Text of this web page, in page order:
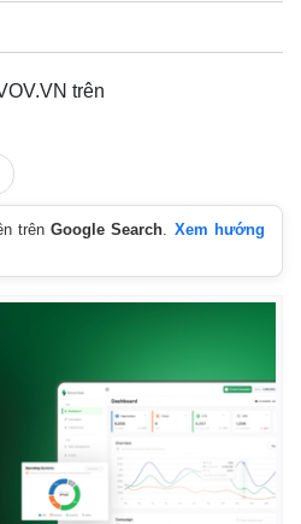
trên
trênGoogle Search. Xem hướng